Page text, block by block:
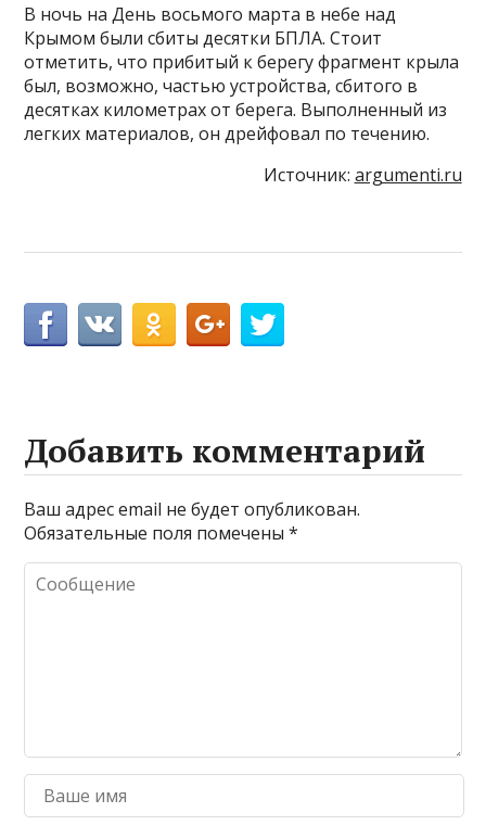
В ночь на День восьмого марта в небе над
Крымом были сбиты десятки БПЛА. Стоит
отметить, что прибитый к берегу фрагмент крыла
был, возможно, частью устройства, сбитого в
десятках километрах от берега. Выполненный из
легких материалов, он дрейфовал по течению.
Источник: argumenti.ru
Добавить комментарий
Ваш адрес email не будет опубликован.
Обязательные поля помечены*